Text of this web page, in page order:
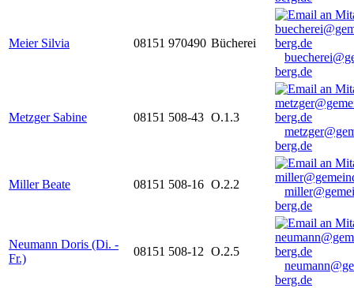
Meier Silvia 08151 970490 Bücherei
berg.de
Metzger Sabine 08151 508-43 O.1.3
berg.de
Miller Beate 08151 508-16 O.2.2
berg.de
Neumann Doris (Di. -
Fr.)
08151 508-12 O.2.5
berg.de